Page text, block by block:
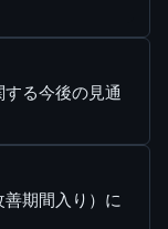
る今後の見通
期間入り）に